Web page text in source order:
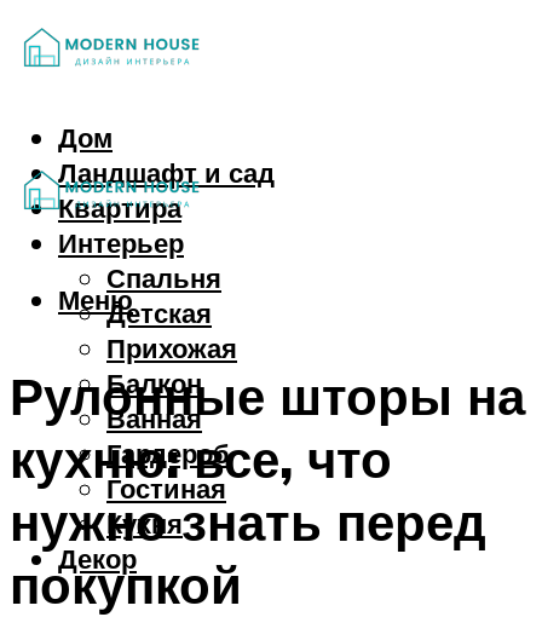
Дом
Ландшафт и сад
Квартира
Интерьер
Спальня
Детская
Прихожая
Балкон
Ванная
Гардероб
Гостиная
Кухня
Декор
Меню
Рулонные шторы на
кухню: все, что
нужно знать перед
покупкой